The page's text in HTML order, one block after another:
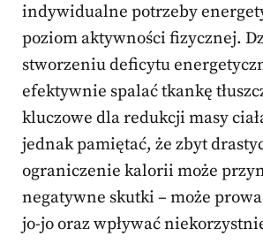
indywidualne potrzeby
poziom aktywności fizycznej.
stworzeniu deficytu
efektywnie spalać tkankę
kluczowe dla redukcji masy
jednak pamiętać, że zbyt
ograniczenie kalorii może
negatywne skutki – może
jo-jo oraz wpływać